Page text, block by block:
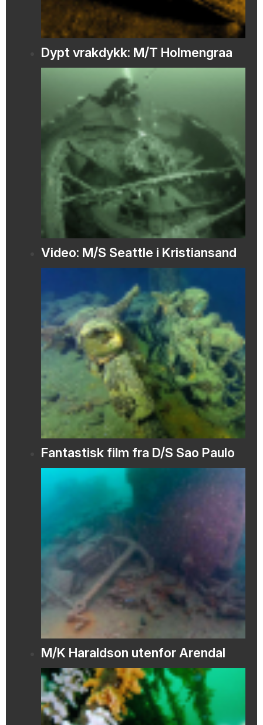
Dypt vrakdykk: M/T Holmengraa
Video: M/S Seattle i Kristiansand
Fantastisk film fra D/S Sao Paulo
M/K Haraldson utenfor Arendal